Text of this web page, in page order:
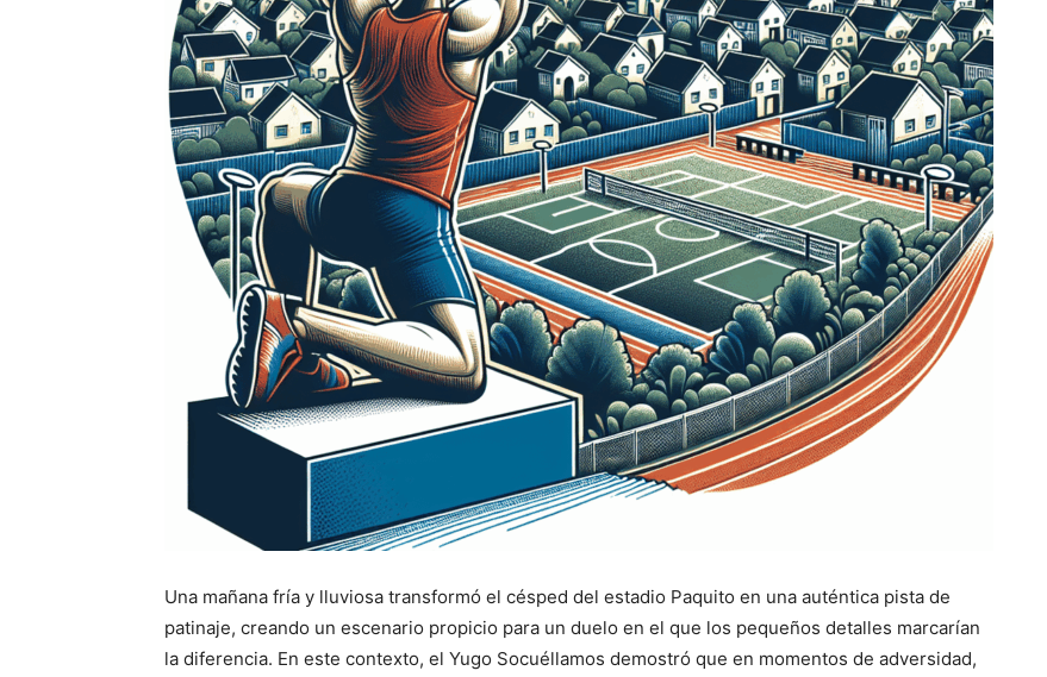
Una mañana fría y lluviosa transformó el césped del estadio Paquito en una auténtica pista de
patinaje, creando un escenario propicio para un duelo en el que los pequeños detalles marcarían
la diferencia. En este contexto, el Yugo Socuéllamos demostró que en momentos de adversidad,